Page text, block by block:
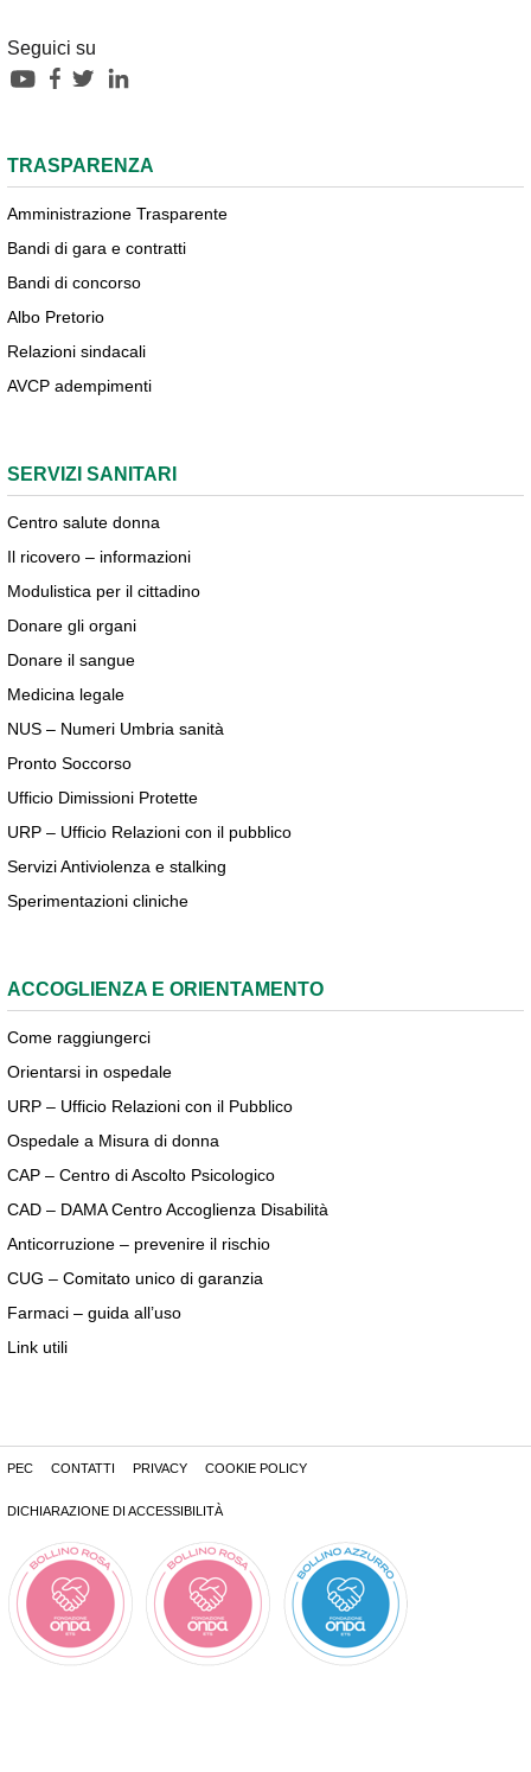
Seguici su
TRASPARENZA
Amministrazione Trasparente
Bandi di gara e contratti
Bandi di concorso
Albo Pretorio
Relazioni sindacali
AVCP adempimenti
SERVIZI SANITARI
Centro salute donna
Il ricovero – informazioni
Modulistica per il cittadino
Donare gli organi
Donare il sangue
Medicina legale
NUS – Numeri Umbria sanità
Pronto Soccorso
Ufficio Dimissioni Protette
URP – Ufficio Relazioni con il pubblico
Servizi Antiviolenza e stalking
Sperimentazioni cliniche
ACCOGLIENZA E ORIENTAMENTO
Come raggiungerci
Orientarsi in ospedale
URP – Ufficio Relazioni con il Pubblico
Ospedale a Misura di donna
CAP – Centro di Ascolto Psicologico
CAD – DAMA Centro Accoglienza Disabilità
Anticorruzione – prevenire il rischio
CUG – Comitato unico di garanzia
Farmaci – guida all’uso
Link utili
PEC CONTATTI PRIVACY COOKIE POLICY
DICHIARAZIONE DI ACCESSIBILITÀ